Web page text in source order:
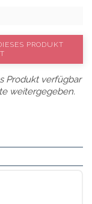
PRODUKT
Produkt verfügbar
weitergegeben.